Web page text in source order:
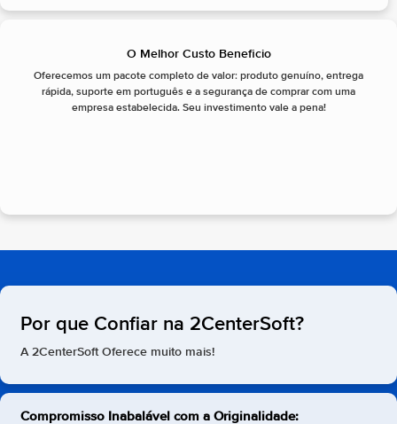
O Melhor Custo Beneficio
Oferecemos um pacote completo de valor: produto genuíno, entrega
rápida, suporte em português e a segurança de comprar com uma
empresa estabelecida. Seu investimento vale a pena!
Por que Confiar na 2CenterSoft?
A 2CenterSoft Oferece muito mais!
Compromisso Inabalável com a Originalidade: